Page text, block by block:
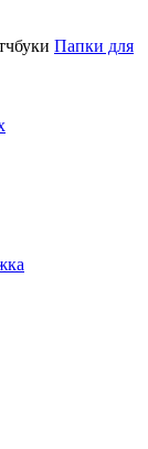
Папки для